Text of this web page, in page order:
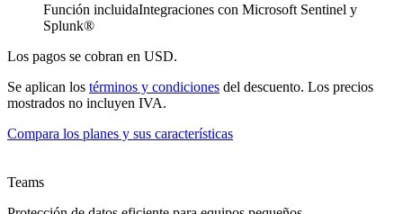
Función incluidaIntegraciones con Microsoft Sentinel y
Splunk®
Los pagos se cobran en USD.
Se aplican los términos y condiciones del descuento. Los precios
mostrados no incluyen IVA.
Compara los planes y sus características
Teams